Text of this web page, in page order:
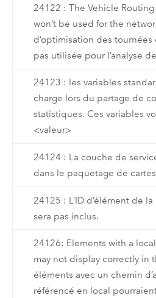
24122 : The Vehicle
won’t be used for the
d’optimisation des
pas utilisée pour l’analyse
24123 : les variables
charge lors du partage de
statistiques. Ces variables
<valeur>
24124 : La couche de
dans le paquetage de
24125 : L’ID d’élément de
sera pas inclus.
24126: Elements with a
may not display correctly in
éléments avec un chemin
référencé en local